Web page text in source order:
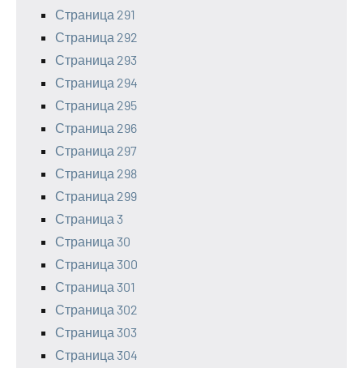
Страница 291
Страница 292
Страница 293
Страница 294
Страница 295
Страница 296
Страница 297
Страница 298
Страница 299
Страница 3
Страница 30
Страница 300
Страница 301
Страница 302
Страница 303
Страница 304